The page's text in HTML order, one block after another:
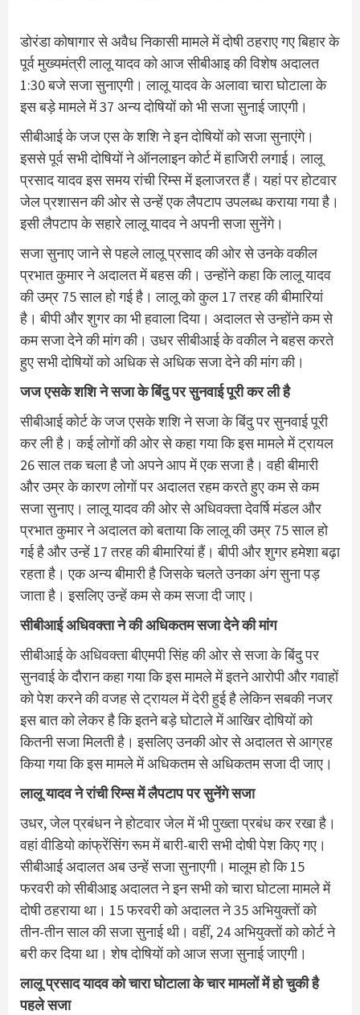
डोरंडा कोषागार से अवैध न‍िकासी मामले में दोषी ठहराए गए ब‍िहार के
पूर्व मुख्‍यमंत्री लालू यादव को आज सीबीआइ की व‍िशेष अदालत
1:30 बजे सजा सुनाएगी। लालू यादव के अलावा चारा घोटाला के
इस बड़े मामले में 37 अन्‍य दोष‍ियों को भी सजा सुनाई जाएगी।
सीबीआई के जज एस के शशि ने इन दोषियों को सजा सुनाएंगे।
इससे पूर्व सभी दोषियों ने ऑनलाइन कोर्ट में हाजिरी लगाई। लालू
प्रसाद यादव इस समय रांची र‍िम्‍स में इलाजरत हैं। यहां पर होटवार
जेल प्रशासन की ओर से उन्‍हें एक लैपटाप उपलब्‍ध कराया गया है।
इसी लैपटाप के सहारे लालू यादव ने अपनी सजा सुनेंगे।
सजा सुनाए जाने से पहले लालू प्रसाद की ओर से उनके वकील
प्रभात कुमार ने अदालत में बहस की। उन्होंने कहा कि लालू यादव
की उम्र 75 साल हो गई है। लालू को कुल 17 तरह की बीमारियां
है। बीपी और शुगर का भी हवाला दिया। अदालत से उन्होंने कम से
कम सजा देने की मांग की। उधर सीबीआई के वकील ने बहस करते
हुए सभी दोषियों को अधिक से अधिक सजा देने की मांग की।
जज एसके शशि ने सजा के बिंदु पर सुनवाई पूरी कर ली है
सीबीआई कोर्ट के जज एसके शशि ने सजा के बिंदु पर सुनवाई पूरी
कर ली है। कई लोगों की ओर से कहा गया कि इस मामले में ट्रायल
26 साल तक चला है जो अपने आप में एक सजा है। वही बीमारी
और उम्र के कारण लोगों पर अदालत रहम करते हुए कम से कम
सजा सुनाए। लालू यादव की ओर से अधिवक्ता देवर्षि मंडल और
प्रभात कुमार ने अदालत को बताया कि लालू की उम्र 75 साल हो
गई है और उन्हें 17 तरह की बीमारियां हैं। बीपी और शुगर हमेशा बढ़ा
रहता है। एक अन्य बीमारी है जिसके चलते उनका अंग सुना पड़
जाता है। इसलिए उन्हें कम से कम सजा दी जाए।
सीबीआई अधिवक्ता ने की अधिकतम सजा देने की मांग
सीबीआई के अधिवक्ता बीएमपी सिंह की ओर से सजा के बिंदु पर
सुनवाई के दौरान कहा गया कि इस मामले में इतने आरोपी और गवाहों
को पेश करने की वजह से ट्रायल में देरी हुई है लेकिन सबकी नजर
इस बात को लेकर है कि इतने बड़े घोटाले में आखिर दोषियों को
कितनी सजा मिलती है। इसलिए उनकी ओर से अदालत से आग्रह
किया गया कि इस मामले में अधिकतम से अधिकतम सजा दी जाए।
लालू यादव ने रांची रिम्स में लैपटाप पर सुनेंगे सजा
उधर, जेल प्रबंधन ने होटवार जेल में भी पुख्‍ता प्रबंध कर रखा है।
वहां वीड‍ियो कांफ्रेंस‍िंंग रूम में बारी-बारी सभी दोषी पेश क‍िए गए।
सीबीआई अदालत अब उन्‍हें सजा सुनाएगी। मालूम हो क‍ि 15
फरवरी को सीबीआइ अदालत ने इन सभी को चारा घोटला मामले में
दोषी ठहराया था। 15 फरवरी को अदालत ने 35 अभ‍ियुक्‍तों को
तीन-तीन साल की सजा सुनाई थी। वहीं, 24 अभ‍ियुक्‍तों को कोर्ट ने
बरी कर द‍िया था। शेष दोषियों को आज सजा सुनाई जाएगी।
लालू प्रसाद यादव को चारा घोटाला के चार मामलों में हो चुकी है
पहले सजा